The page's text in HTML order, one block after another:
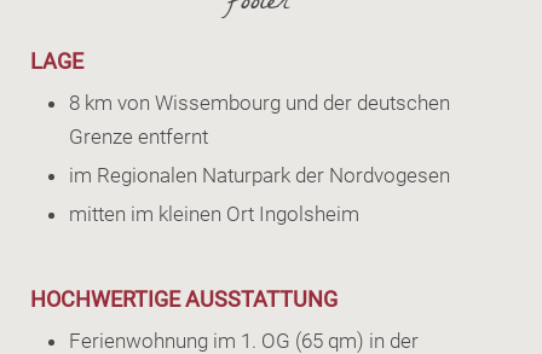
LAGE
8 km von Wissembourg und der deutschen
Grenze entfernt
im Regionalen Naturpark der Nordvogesen
mitten im kleinen Ort Ingolsheim
HOCHWERTIGE AUSSTATTUNG
Ferienwohnung im 1. OG (65 qm) in der